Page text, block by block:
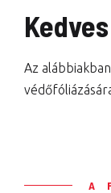
Az
A